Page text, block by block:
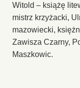
Witold – książę
mistrz krzyżacki,
mazowiecki,
Zawisza Czarny,
Maszkowic.